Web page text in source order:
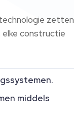
zetten
elke constructie
middels